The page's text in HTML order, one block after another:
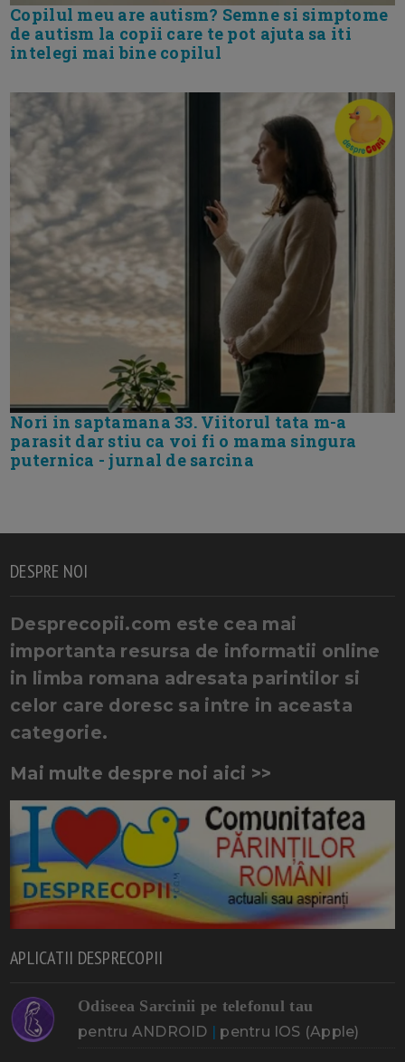
Copilul meu are autism? Semne si simptome
de autism la copii care te pot ajuta sa iti
intelegi mai bine copilul
Nori in saptamana 33. Viitorul tata m-a
parasit dar stiu ca voi fi o mama singura
puternica - jurnal de sarcina
DESPRE NOI
Desprecopii.com este cea mai
importanta resursa de informatii online
in limba romana adresata parintilor si
celor care doresc sa intre in aceasta
categorie.
Mai multe despre noi aici >>
APLICATII DESPRECOPII
Odiseea Sarcinii pe telefonul tau
pentru ANDROID | pentru IOS (Apple)